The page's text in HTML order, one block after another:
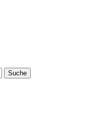
Suche